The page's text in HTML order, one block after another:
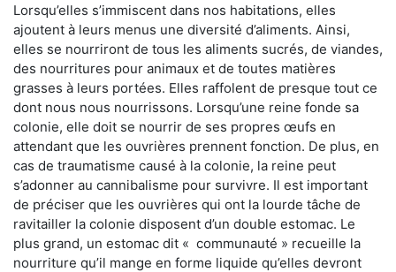
Lorsqu’elles s’immiscent dans nos habitations, elles
ajoutent à leurs menus une diversité d’aliments. Ainsi,
elles se nourriront de tous les aliments sucrés, de viandes,
des nourritures pour animaux et de toutes matières
grasses à leurs portées. Elles raffolent de presque tout ce
dont nous nous nourrissons. Lorsqu’une reine fonde sa
colonie, elle doit se nourrir de ses propres œufs en
attendant que les ouvrières prennent fonction. De plus, en
cas de traumatisme causé à la colonie, la reine peut
s’adonner au cannibalisme pour survivre. Il est important
de préciser que les ouvrières qui ont la lourde tâche de
ravitailler la colonie disposent d’un double estomac. Le
plus grand, un estomac dit « communauté » recueille la
nourriture qu’il mange en forme liquide qu’elles devront